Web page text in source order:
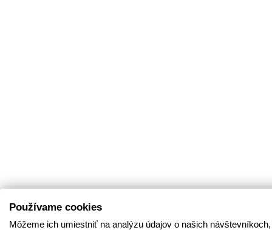
Používame cookies
Môžeme ich umiestniť na analýzu údajov o našich